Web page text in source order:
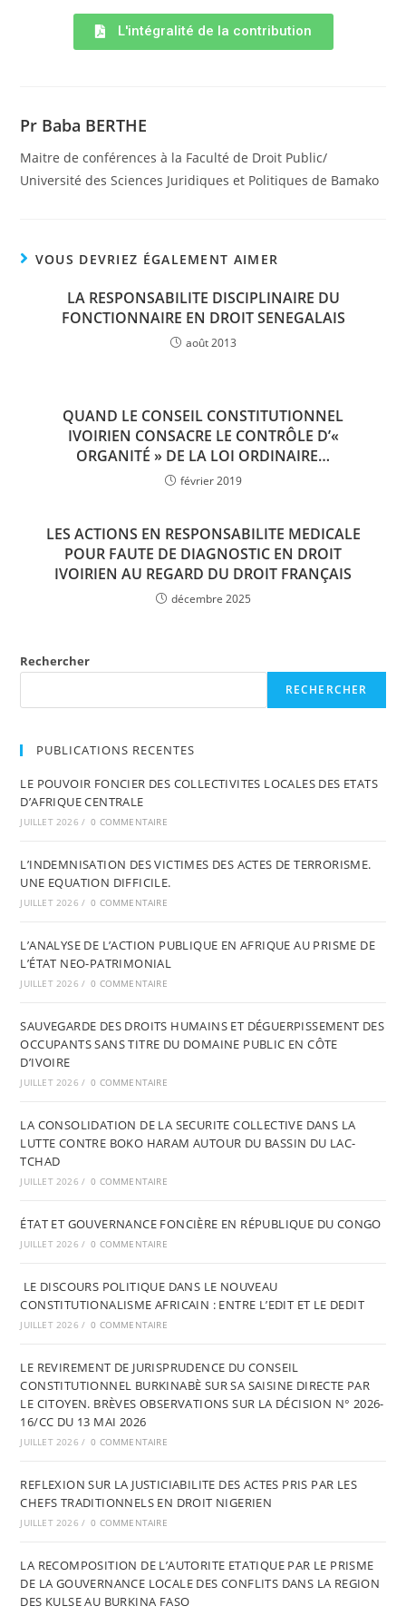
L'intégralité de la contribution
Pr Baba BERTHE
Maitre de conférences à la Faculté de Droit Public/
Université des Sciences Juridiques et Politiques de Bamako
VOUS DEVRIEZ ÉGALEMENT AIMER
LA RESPONSABILITE DISCIPLINAIRE DU
FONCTIONNAIRE EN DROIT SENEGALAIS
août 2013
QUAND LE CONSEIL CONSTITUTIONNEL
IVOIRIEN CONSACRE LE CONTRÔLE D’«
ORGANITÉ » DE LA LOI ORDINAIRE…
février 2019
LES ACTIONS EN RESPONSABILITE MEDICALE
POUR FAUTE DE DIAGNOSTIC EN DROIT
IVOIRIEN AU REGARD DU DROIT FRANÇAIS
décembre 2025
Rechercher
RECHERCHER
PUBLICATIONS RECENTES
LE POUVOIR FONCIER DES COLLECTIVITES LOCALES DES ETATS
D’AFRIQUE CENTRALE
JUILLET 2026 / 0 COMMENTAIRE
L’INDEMNISATION DES VICTIMES DES ACTES DE TERRORISME.
UNE EQUATION DIFFICILE.
JUILLET 2026 / 0 COMMENTAIRE
L’ANALYSE DE L’ACTION PUBLIQUE EN AFRIQUE AU PRISME DE
L’ÉTAT NEO-PATRIMONIAL
JUILLET 2026 / 0 COMMENTAIRE
SAUVEGARDE DES DROITS HUMAINS ET DÉGUERPISSEMENT DES
OCCUPANTS SANS TITRE DU DOMAINE PUBLIC EN CÔTE
D’IVOIRE
JUILLET 2026 / 0 COMMENTAIRE
LA CONSOLIDATION DE LA SECURITE COLLECTIVE DANS LA
LUTTE CONTRE BOKO HARAM AUTOUR DU BASSIN DU LAC-
TCHAD
JUILLET 2026 / 0 COMMENTAIRE
ÉTAT ET GOUVERNANCE FONCIÈRE EN RÉPUBLIQUE DU CONGO
JUILLET 2026 / 0 COMMENTAIRE
LE DISCOURS POLITIQUE DANS LE NOUVEAU
CONSTITUTIONALISME AFRICAIN : ENTRE L’EDIT ET LE DEDIT
JUILLET 2026 / 0 COMMENTAIRE
LE REVIREMENT DE JURISPRUDENCE DU CONSEIL
CONSTITUTIONNEL BURKINABÈ SUR SA SAISINE DIRECTE PAR
LE CITOYEN. BRÈVES OBSERVATIONS SUR LA DÉCISION N° 2026-
16/CC DU 13 MAI 2026
JUILLET 2026 / 0 COMMENTAIRE
REFLEXION SUR LA JUSTICIABILITE DES ACTES PRIS PAR LES
CHEFS TRADITIONNELS EN DROIT NIGERIEN
JUILLET 2026 / 0 COMMENTAIRE
LA RECOMPOSITION DE L’AUTORITE ETATIQUE PAR LE PRISME
DE LA GOUVERNANCE LOCALE DES CONFLITS DANS LA REGION
DES KULSE AU BURKINA FASO